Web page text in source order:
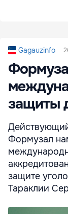
Gagauzinfo
защиты
Формузал
защите
Тараклии